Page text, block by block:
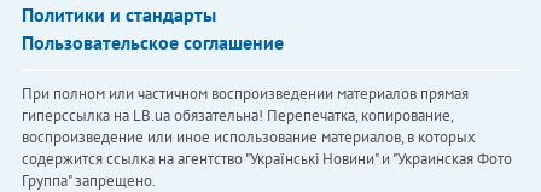
Политики и стандарты
Пользовательское соглашение
При полном или частичном воспроизведении материалов прямая
гиперссылка на LB.ua обязательна! Перепечатка, копирование,
воспроизведение или иное использование материалов, в которых
содержится ссылка на агентство "Українськi Новини" и "Украинская Фото
Группа" запрещено.